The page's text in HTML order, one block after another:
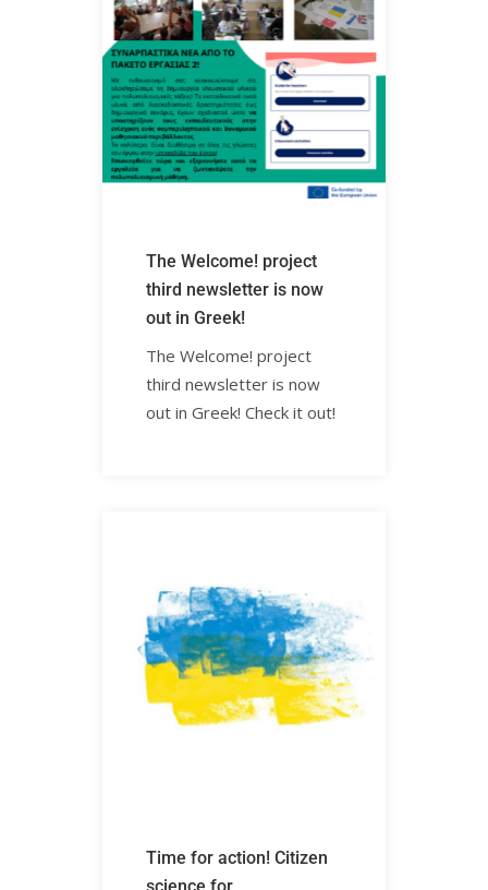
The Welcome! project
third newsletter is now
out in Greek!ㅤㅤㅤㅤㅤㅤㅤㅤ
The Welcome! project
third newsletter is now
out in Greek! Check it out!ㅤㅤㅤㅤㅤ
Time for action! Citizen